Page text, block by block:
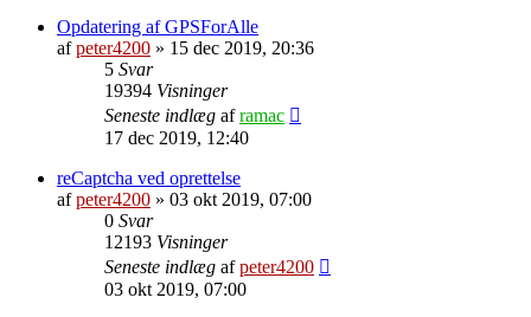
Opdatering af GPSForAlle
afpeter4200 » 15 dec 2019, 20:36
5 Svar
19394 Visninger
Seneste indlæg aframac
17 dec 2019, 12:40
reCaptcha ved oprettelse
afpeter4200 » 03 okt 2019, 07:00
0 Svar
12193 Visninger
Seneste indlæg afpeter4200
03 okt 2019, 07:00